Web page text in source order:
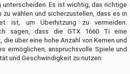
unterscheiden. Es ist wichtig, das richtige
wählen und sicherzustellen, dass es in
ist, um Überhitzung zu vermeiden.
sagen, dass die GTX 1660 Ti eine
über eine hohe Anzahl von Kernen und
ermöglichen, anspruchsvolle Spiele und
und Geschwindigkeit zu nutzen.